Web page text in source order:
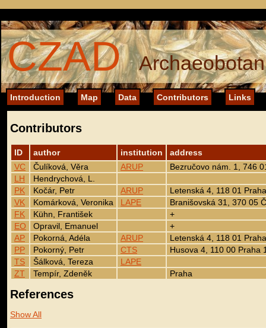
CZAD
Introduction Map Data Contributors Links
Contributors
ID author institution
address
VC
Čulíková, Věra ARUP
Bezručovo nám. 1, 746
LH
Hendrychová, L.
PK
Kočár, Petr ARUP
Letenská 4, 118 01
VK
Komárková, Veronika LAPE
Branišovská 31, 370 05
FK
Kühn, František
+
EO
Opravil, Emanuel
+
AP
Pokorná, Adéla ARUP
Letenská 4, 118 01
PP
Pokorný, Petr CTS
Husova 4, 110 00 Praha
TS
Šálková, Tereza
LAPE
ZT
Tempír, Zdeněk Praha
References
Show All